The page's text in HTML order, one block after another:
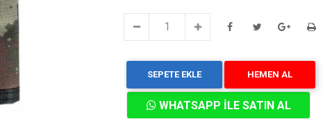
SEPETE EKLE HEMEN AL
WHATSAPP İLE SATIN AL